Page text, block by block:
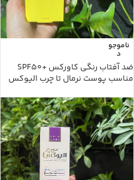
ناموجو
د
ضد آفتاب رنگی کاورکس +SPF50
مناسب پوست نرمال تا چرب الیوکس